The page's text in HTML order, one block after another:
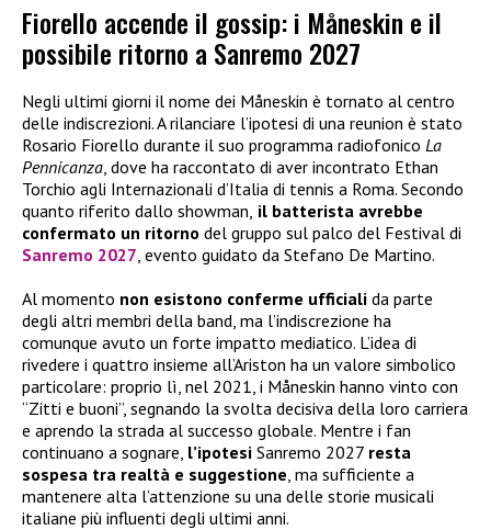
Fiorello accende il gossip: i Måneskin e il
possibile ritorno a Sanremo 2027
Negli ultimi giorni il nome dei Måneskin è tornato al centro
delle indiscrezioni. A rilanciare l’ipotesi di una reunion è stato
Rosario Fiorello durante il suo programma radiofonico La
Pennicanza , dove ha raccontato di aver incontrato Ethan
Torchio agli Internazionali d’Italia di tennis a Roma. Secondo
quanto riferito dallo showman, il batterista avrebbe
confermato un ritorno del gruppo sul palco del Festival di
Sanremo 2027 , evento guidato da Stefano De Martino.
Al momento non esistono conferme ufficiali da parte
degli altri membri della band, ma l’indiscrezione ha
comunque avuto un forte impatto mediatico. L’idea di
rivedere i quattro insieme all’Ariston ha un valore simbolico
particolare: proprio lì, nel 2021, i Måneskin hanno vinto con
“Zitti e buoni”, segnando la svolta decisiva della loro carriera
e aprendo la strada al successo globale. Mentre i fan
continuano a sognare, l’ipotesi Sanremo 2027 resta
sospesa tra realtà e suggestione , ma sufficiente a
mantenere alta l’attenzione su una delle storie musicali
italiane più influenti degli ultimi anni.